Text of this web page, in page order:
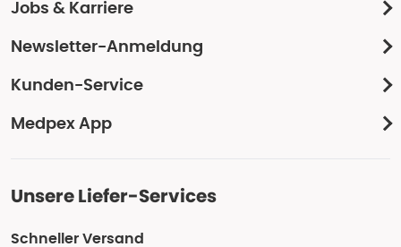
Jobs & Karriere
Newsletter-Anmeldung
Kunden-Service
Medpex App
Unsere Liefer-Services
Schneller Versand